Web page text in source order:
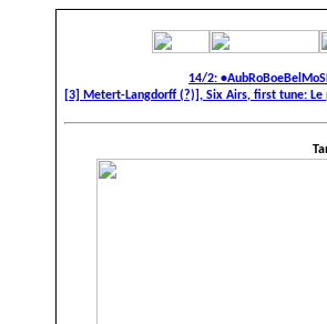
14/2:
[3] Metert-Langdorff (?)], Six Airs, first tune: